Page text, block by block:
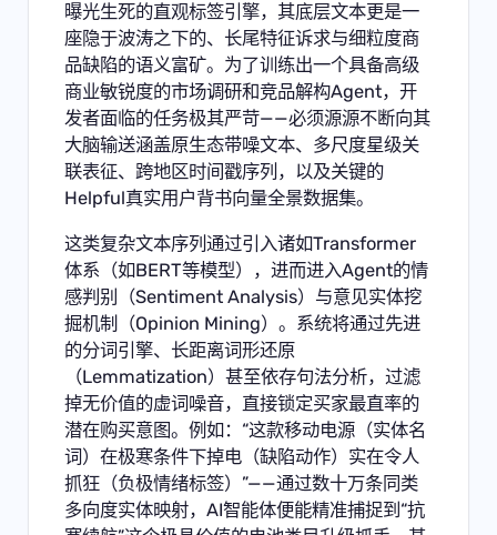
曝光生死的直观标签引擎，其底层文本更是一
座隐于波涛之下的、长尾特征诉求与细粒度商
品缺陷的语义富矿。为了训练出一个具备高级
商业敏锐度的市场调研和竞品解构Agent，开
发者面临的任务极其严苛——必须源源不断向其
大脑输送涵盖原生态带噪文本、多尺度星级关
联表征、跨地区时间戳序列，以及关键的
Helpful真实用户背书向量全景数据集。
这类复杂文本序列通过引入诸如Transformer
体系（如BERT等模型），进而进入Agent的情
感判别（Sentiment Analysis）与意见实体挖
掘机制（Opinion Mining）。系统将通过先进
的分词引擎、长距离词形还原
（Lemmatization）甚至依存句法分析，过滤
掉无价值的虚词噪音，直接锁定买家最直率的
潜在购买意图。例如：“这款移动电源（实体名
词）在极寒条件下掉电（缺陷动作）实在令人
抓狂（负极情绪标签）”——通过数十万条同类
多向度实体映射，AI智能体便能精准捕捉到“抗